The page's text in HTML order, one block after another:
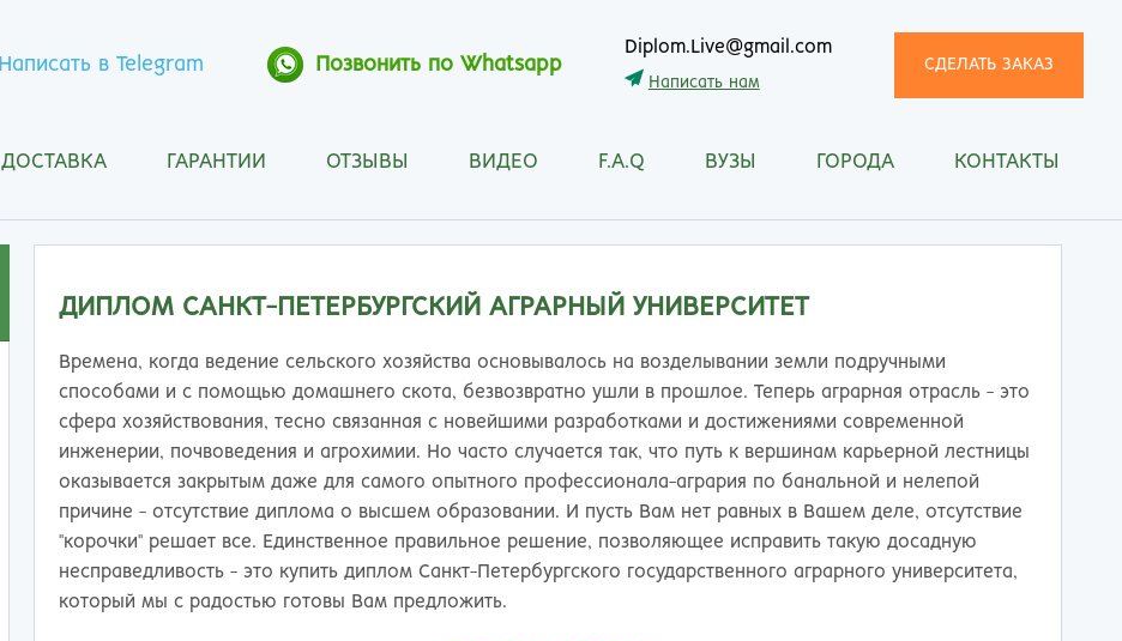
Написать в Telegram Позвонить по Whatsapp
Diplom.Live@gmail.com
Написать нам
СДЕЛАТЬ ЗАКАЗ
ДОСТАВКА ГАРАНТИИ ОТЗЫВЫ ВИДЕО F.A.Q ВУЗЫ ГОРОДА
Архангельск
Барнаул
Белгород
Бийск
Благовещенск
Братск
Брянск
Великий Новгород
Владивосток
Владикавказ
Курган
Липецк
Магнитогорск
Махачкала
Москва
Мурманск
Мытищи
Набережные Челны
Нальчик
Смоленск
Сочи
Ставрополь
Стерлитамак
Сургут
Сыктывкар
Таганрог
Тамбов
КОНТАКТЫ
ДИПЛОМ САНКТ-ПЕТЕРБУРГСКИЙ АГРАРНЫЙ УНИВЕРСИТЕТ
Времена, когда ведение сельского хозяйства основывалось на возделывании земли подручными
способами и с помощью домашнего скота, безвозвратно ушли в прошлое. Теперь аграрная отрасль - это
сфера хозяйствования, тесно связанная с новейшими разработками и достижениями современной
инженерии, почвоведения и агрохимии. Но часто случается так, что путь к вершинам карьерной лестницы
оказывается закрытым даже для самого опытного профессионала-агрария по банальной и нелепой
причине - отсутствие диплома о высшем образовании. И пусть Вам нет равных в Вашем деле, отсутствие
"корочки" решает все. Единственное правильное решение, позволяющее исправить такую досадную
несправедливость - это купить диплом Санкт-Петербургского государственного аграрного университета,
который мы с радостью готовы Вам предложить.